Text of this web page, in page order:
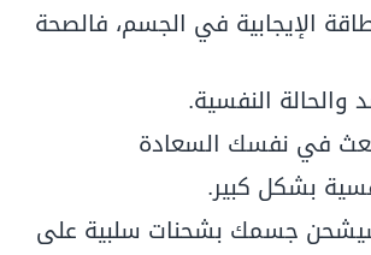
الإيجابية في الجسم، فالصحة
النفسية.
في نفسك السعادة
بشكل كبير.
سيشحن جسمك بشحنات سلبية على